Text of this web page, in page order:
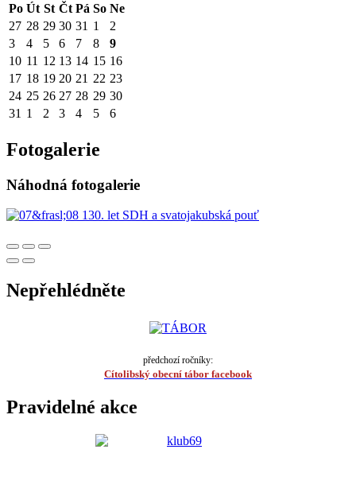
Po Út St Čt Pá So Ne
27 28 29 30 31 1
2
3
4 5 6 7 8
9
10 11 12 13 14 15 16
17 18 19 20 21 22 23
24 25 26 27 28 29 30
31 1 2 3 4 5 6
Fotogalerie
Náhodná fotogalerie
Nepřehlédněte
předchozí ročníky:
Cítolibský obecní tábor facebook
Pravidelné akce